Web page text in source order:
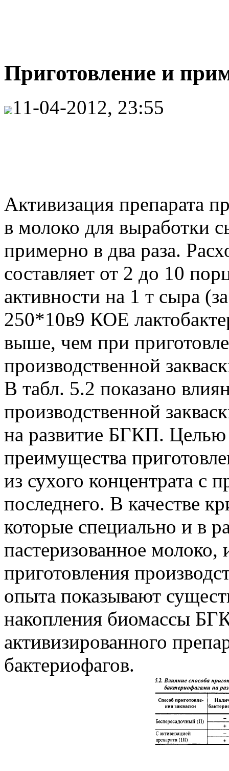
Приготовление и
11-04-2012, 23:55
Активизация препарата
в молоко для выработки
примерно в два раза.
составляет от 2 до 10
активности на 1 т сыра
250*10в9 КОЕ
выше, чем при
производственной
В табл. 5.2 показано
производственной
на развитие БГКП.
преимущества
из сухого концентрата с
последнего. В качестве
которые специально и в
пастеризованное молоко,
приготовления
опыта показывают
накопления биомассы
активизированного
бактериофагов.